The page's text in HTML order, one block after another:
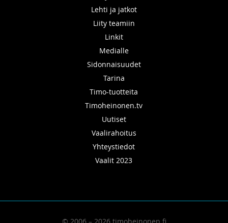
Lehti ja jatkot
Liity teamiin
Linkit
Medialle
Sidonnaisuudet
Tarina
Timo-tuotteita
Timoheinonen.tv
Uutiset
Vaalirahoitus
Yhteystiedot
Vaalit 2023